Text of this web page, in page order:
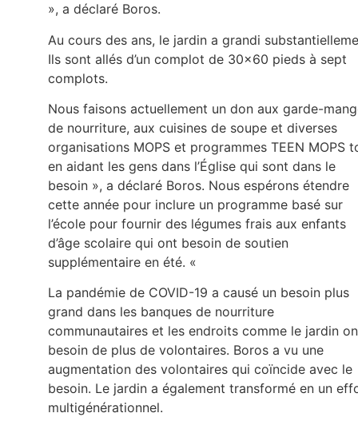
», a déclaré Boros.
Au cours des ans, le jardin a grandi
Ils sont allés d’un complot de 30×60 pieds à sept
complots.
Nous faisons actuellement un don aux garde-
de nourriture, aux cuisines de soupe et diverses
organisations MOPS et programmes TEEN MOPS
en aidant les gens dans l’Église qui sont dans le
besoin », a déclaré Boros. Nous espérons étendre
cette année pour inclure un programme basé sur
l’école pour fournir des légumes frais aux enfants
d’âge scolaire qui ont besoin de soutien
supplémentaire en été. «
La pandémie de COVID-19 a causé un besoin plus
grand dans les banques de nourriture
communautaires et les endroits comme le jardin
besoin de plus de volontaires. Boros a vu une
augmentation des volontaires qui coïncide avec le
besoin. Le jardin a également transformé en un
multigénérationnel.